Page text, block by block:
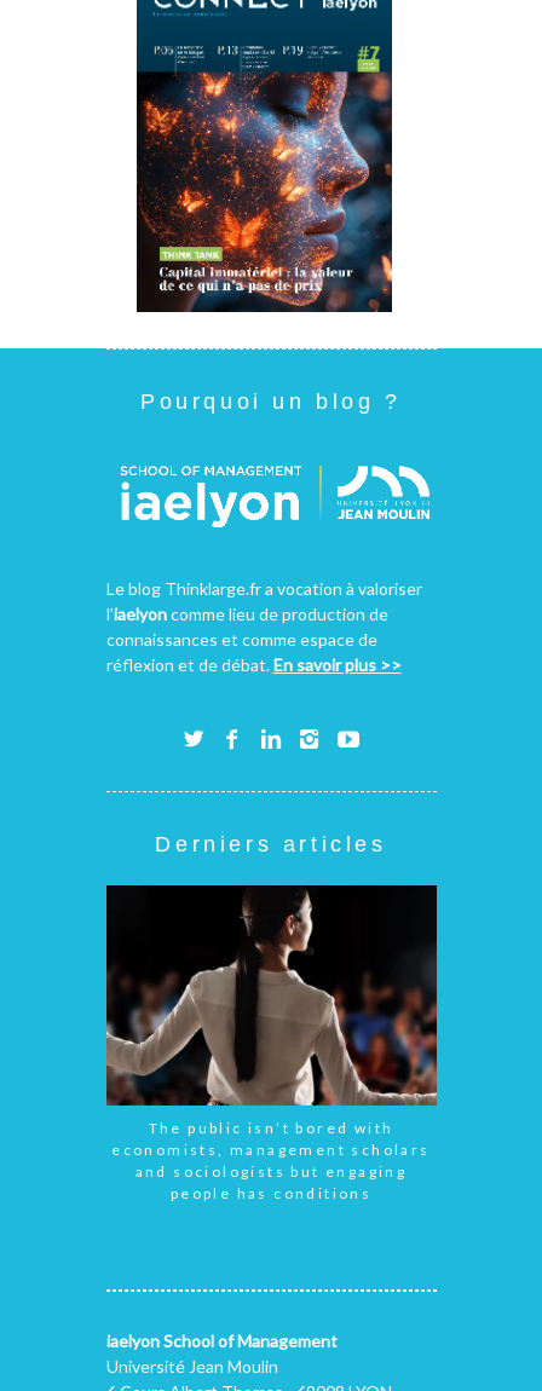
Pourquoi un blog ?
Le blog Thinklarge.fr a vocation à valoriser
l’iaelyoncomme lieu de production de
connaissances et comme espace de
réflexion et de débat.En savoir plus >>
Derniers articles
The public isn’t bored with
economists, management scholars
and sociologists but engaging
people has conditions
iaelyon School of Management
Université Jean Moulin